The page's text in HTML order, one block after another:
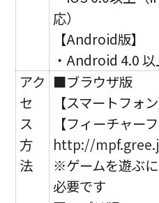
応）
【Android版】
・Android 4.0
アク
セ
ス
方
法
■ブラウザ版
【スマートフォン
【フィーチャーフ
http://
※ゲームを遊ぶ
必要です